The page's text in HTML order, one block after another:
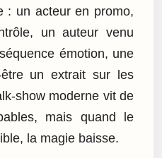
: un acteur en promo,
un auteur venu
émotion, une
un extrait sur les
show moderne vit de
mais quand le
la magie baisse.